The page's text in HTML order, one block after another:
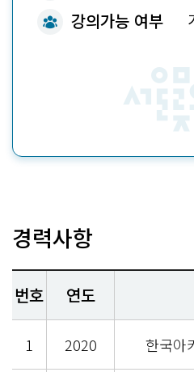
ico
강의가능 여부
경력사항
번호 연도
1 2020 한국아